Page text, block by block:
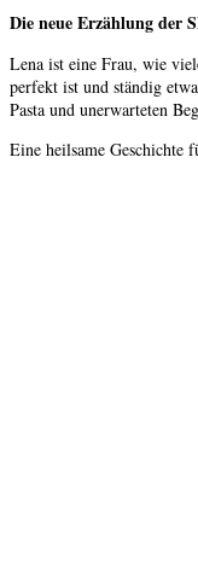
Die neue Erzählung der
Lena ist eine Frau, wie
perfekt ist und ständig
Pasta und unerwarteten
Eine heilsame Geschichte